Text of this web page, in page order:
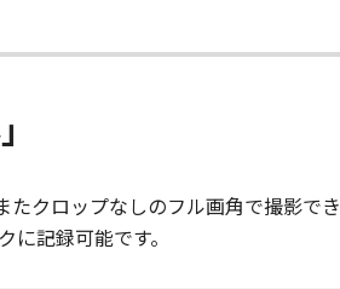
クロップなしのフル画角で撮影で
記録可能です。